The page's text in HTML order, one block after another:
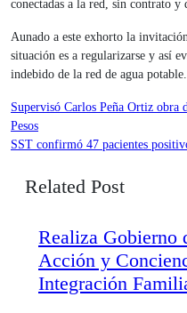
conectadas a la red, sin contrato y
Aunado a este exhorto la
situación es a regularizarse y así
indebido de la red de agua potable.
Navegación
de
Supervisó Carlos Peña Ortiz
Pesos
SST confirmó 47 pacientes
Related Post
Realiza Gobierno
Acción y
Integración